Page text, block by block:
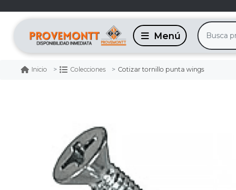
Inicio Colecciones Cotizar tornillo punta wings